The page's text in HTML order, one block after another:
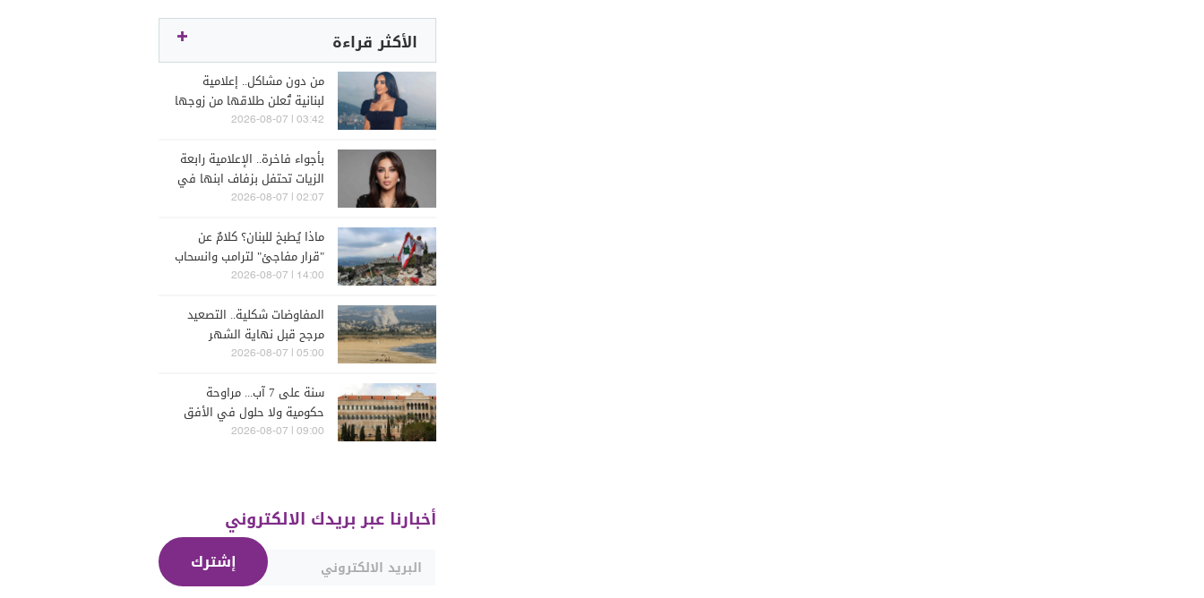
الأكثر قراءة
من دون مشاكل.. إعلامية
لبنانية تُعلن طلاقها من زوجها
رجل الأعمال
03:42 | 2026-08-07
بأجواء فاخرة.. الإعلامية رابعة
الزيات تحتفل بزفاف ابنها في
البترون (فيديو)
02:07 | 2026-08-07
ماذا يُطبخ للبنان؟ كلامٌ عن
"قرار مفاجئ" لترامب وانسحاب
إسرائيل
14:00 | 2026-08-07
المفاوضات شكلية.. التصعيد
مرجح قبل نهاية الشهر
05:00 | 2026-08-07
سنة على 7 آب... مراوحة
حكومية ولا حلول في الأفق
المنظور
09:00 | 2026-08-07
أخبارنا عبر بريدك الالكتروني
إشترك